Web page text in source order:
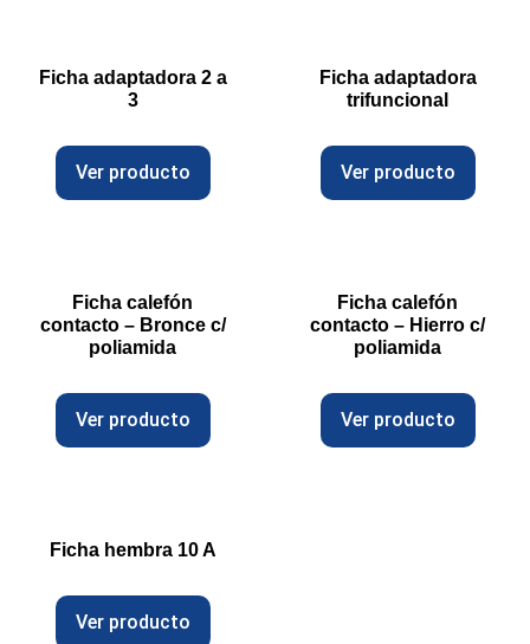
Ficha adaptadora 2 a
3
Ver producto
Ficha adaptadora
trifuncional
Ver producto
Ficha calefón
contacto – Bronce c/
poliamida
Ver producto
Ficha calefón
contacto – Hierro c/
poliamida
Ver producto
Ficha hembra 10 A
Ver producto